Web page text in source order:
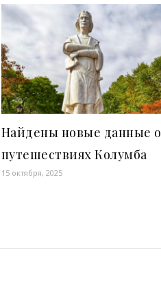
Найдены новые данные о
путешествиях Колумба
15 октября, 2025